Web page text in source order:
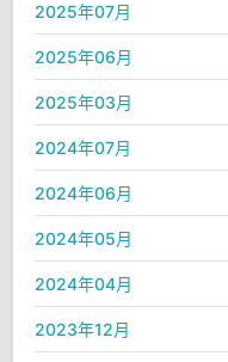
2025年07月
2025年06月
2025年03月
2024年07月
2024年06月
2024年05月
2024年04月
2023年12月